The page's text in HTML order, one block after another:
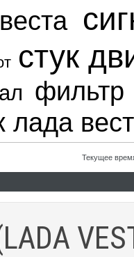
стук
лада
Текущее